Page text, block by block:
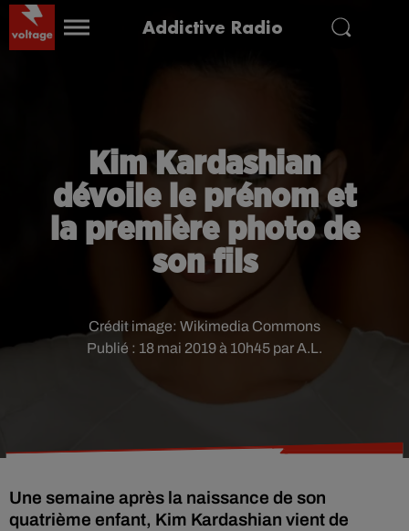
Addictive Radio
Kim Kardashian
dévoile le prénom et
la première photo de
son fils
Publié : 18 mai 2019 à 10h45 par A.L.
Crédit image: Wikimedia Commons
Une semaine après la naissance de son
quatrième enfant, Kim Kardashian vient de